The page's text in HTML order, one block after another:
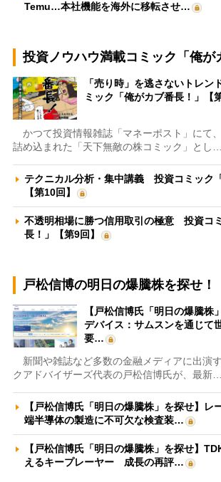
Temu…本社機能を海外に移転させ…
投資ノウハウ満載コミック「俺が
「売り時」を逃さないトレ
ミック「俺がカブ番長！」【
かつて投資情報雑誌「マネーポスト」にて
詰め込まれた「天下無敵の株コミック」とし…
テクニカル分析・集中講義 投資コミック
【第10回】
不透明相場に勝つ信用取引の極意 投資コ
長！」【第9回】
戸松信博の明日の爆騰株を探せ！
【戸松信博氏「明日の爆騰株
デバイス：サムスンを通じて
要…
新聞や雑誌など多数の金融メディアに出演
クアドバイザーズ代表の戸松信博氏が、最新…
【戸松信博氏「明日の爆騰株」を探せ】レ
端半導体の製造に不可欠な検査装…
【戸松信博氏「明日の爆騰株」を探せ】
えるキープレーヤー 成長の再評…